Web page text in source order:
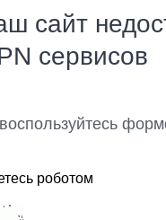
сайт
сервисов
роботом